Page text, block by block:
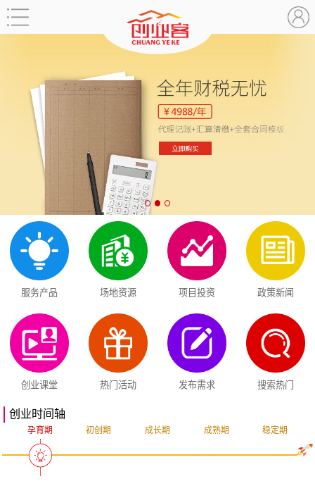
服务产品 场地资源 项目投资 政策新闻
创业课堂 热门活动 发布需求 搜索热门
创业时间轴
孕育期 初创期 成长期 成熟期 稳定期